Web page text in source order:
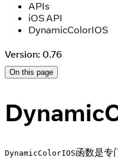
APIs
iOS API
DynamicColorIOS
Version: 0.76
On this page
DynamicColorIOS函数是专